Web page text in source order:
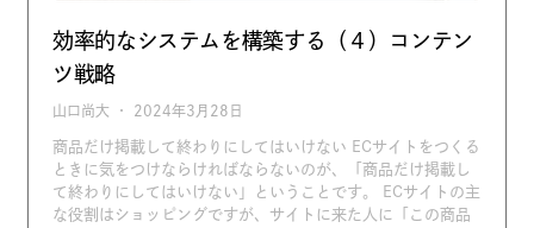
効率的なシステムを構築する（４）コンテン
ツ戦略
山口尚大 2024年3月28日
商品だけ掲載して終わりにしてはいけない ECサイトをつくる
ときに気をつけならければならないのが、「商品だけ掲載し
て終わりにしてはいけない」ということです。 ECサイトの主
な役割はショッピングですが、サイトに来た人に「この商品